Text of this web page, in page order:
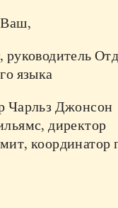
языка
Чарльз Джонсон
директор
координатор